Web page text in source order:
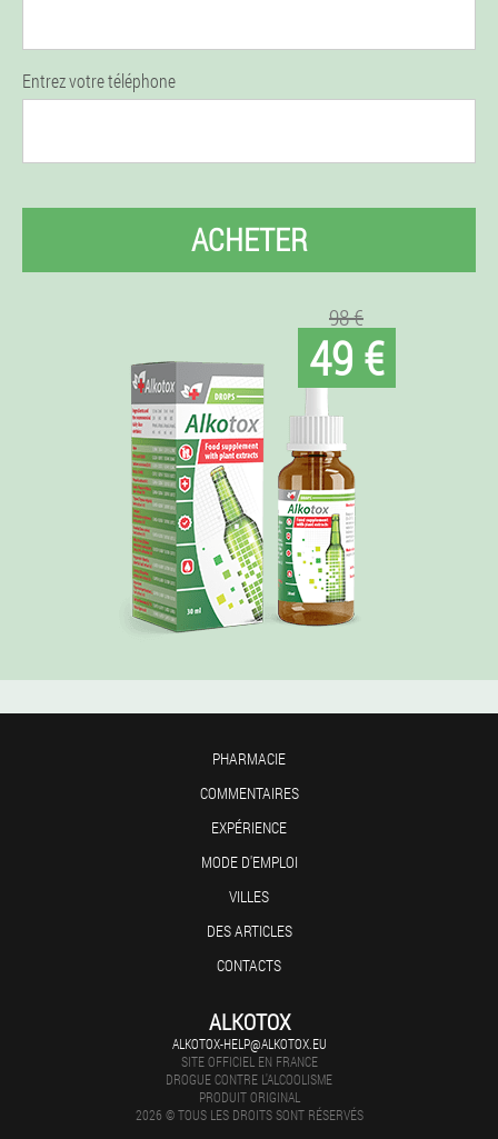
Entrez votre téléphone
ACHETER
98 €
49 €
PHARMACIE
COMMENTAIRES
EXPÉRIENCE
MODE D'EMPLOI
VILLES
DES ARTICLES
CONTACTS
ALKOTOX
ALKOTOX-HELP@ALKOTOX.EU
SITE OFFICIEL EN FRANCE
DROGUE CONTRE L'ALCOOLISME
PRODUIT ORIGINAL
2026 © TOUS LES DROITS SONT RÉSERVÉS